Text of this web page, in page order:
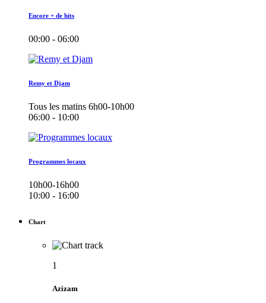
Encore + de hits
00:00 - 06:00
Remy et Djam
Tous les matins 6h00-10h00
06:00 - 10:00
Programmes locaux
10h00-16h00
10:00 - 16:00
Chart
1
Azizam